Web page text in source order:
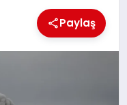
Paylaş